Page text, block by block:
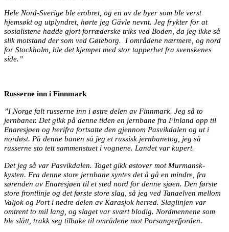
Hele Nord-Sverige ble erobret, og en av de byer som ble verst
hjemsøkt og utplyndret, hørte jeg Gävle nevnt. Jeg frykter for at
sosialistene hadde gjort forræderske triks ved Boden, da jeg ikke så
slik motstand der som ved Gøteborg.
I områdene nærmere, og nord
for Stockholm, ble det kjempet med stor tapperhet fra svenskenes
side.”
Russerne inn i Finnmark
”I Norge falt russerne inn i østre delen av Finnmark. Jeg så to
jernbaner. Det gikk på denne tiden en jernbane fra Finland opp til
Enaresjøen og herifra fortsatte den gjennom Pasvikdalen og ut i
nordøst. På denne banen så jeg et russisk jernbanetog, jeg så
russerne sto tett sammenstuet i vognene. Landet var kupert.
Det jeg så var Pasvikdalen. Toget gikk østover mot Murmansk-
kysten. Fra denne store jernbane syntes det å gå en mindre, fra
sørenden av Enaresjøen til et sted nord for denne sjøen. Den første
store frontlinje og det første store slag, så jeg ved Tanaelven mellom
Valjok og Port i nedre delen av Karasjok herred. Slaglinjen var
omtrent to mil lang, og slaget var svært blodig. Nordmennene som
ble slått, trakk seg tilbake til områdene mot Porsangerfjorden.